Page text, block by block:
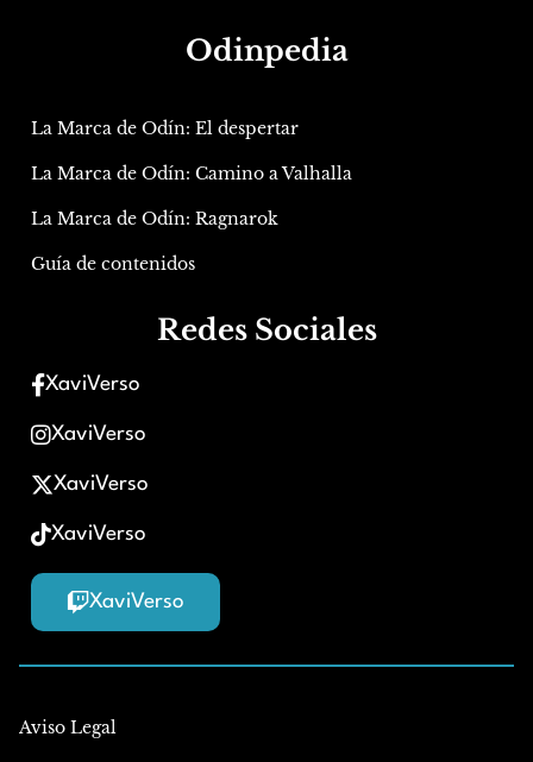
Odinpedia
La Marca de Odín: El despertar
La Marca de Odín: Camino a Valhalla
La Marca de Odín: Ragnarok
Guía de contenidos
Redes Sociales
XaviVerso
XaviVerso
XaviVerso
XaviVerso
XaviVerso
Aviso Legal